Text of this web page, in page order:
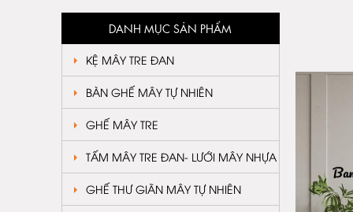
DANH MỤC SẢN PHẨM
KỆ MÂY TRE ĐAN
BÀN GHẾ MÂY TỰ NHIÊN
GHẾ MÂY TRE
TẤM MÂY TRE ĐAN- LƯỚI MÂY NHỰA
GHẾ THƯ GIÃN MÂY TỰ NHIÊN